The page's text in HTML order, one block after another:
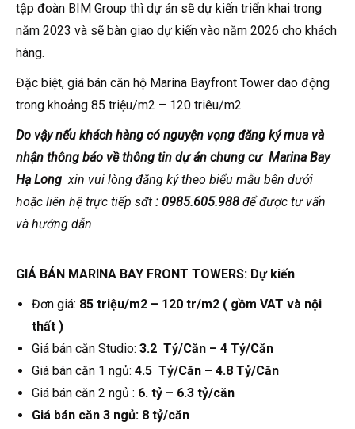
tập đoàn BIM Group thì dự án sẽ dự kiến triển khai trong
năm 2023 và sẽ bàn giao dự kiến vào năm 2026 cho khách
hàng.
Đặc biệt, giá bán căn hộ Marina Bayfront Tower dao động
trong khoảng 85 triệu/m2 – 120 triêu/m2
Do vậy nếu khách hàng có nguyện vọng đăng ký mua và
nhận thông báo về thông tin dự án chung cư Marina Bay
Hạ Longxin vui lòng đăng ký theo biểu mẫu bên dưới
hoặc liên hệ trực tiếp sđt : 0985.605.988 để được tư vấn
và hướng dẫn
GIÁ BÁN MARINA BAY FRONT TOWERS: Dự kiến
Đơn giá: 85 triệu/m2 – 120 tr/m2 ( gồm VAT và nội
thất )
Giá bán căn Studio: 3.2 Tỷ/Căn – 4 Tỷ/Căn
Giá bán căn 1 ngủ: 4.5 Tỷ/Căn – 4.8 Tỷ/Căn
Giá bán căn 2 ngủ : 6. tỷ – 6.3 tỷ/căn
Giá bán căn 3 ngủ: 8 tỷ/căn